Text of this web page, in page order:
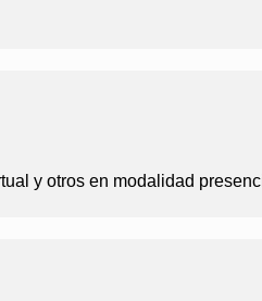
y otros en modalidad